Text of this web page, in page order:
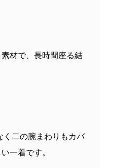
材で、長時間座る結
く二の腕まわりもカバ
一着です。